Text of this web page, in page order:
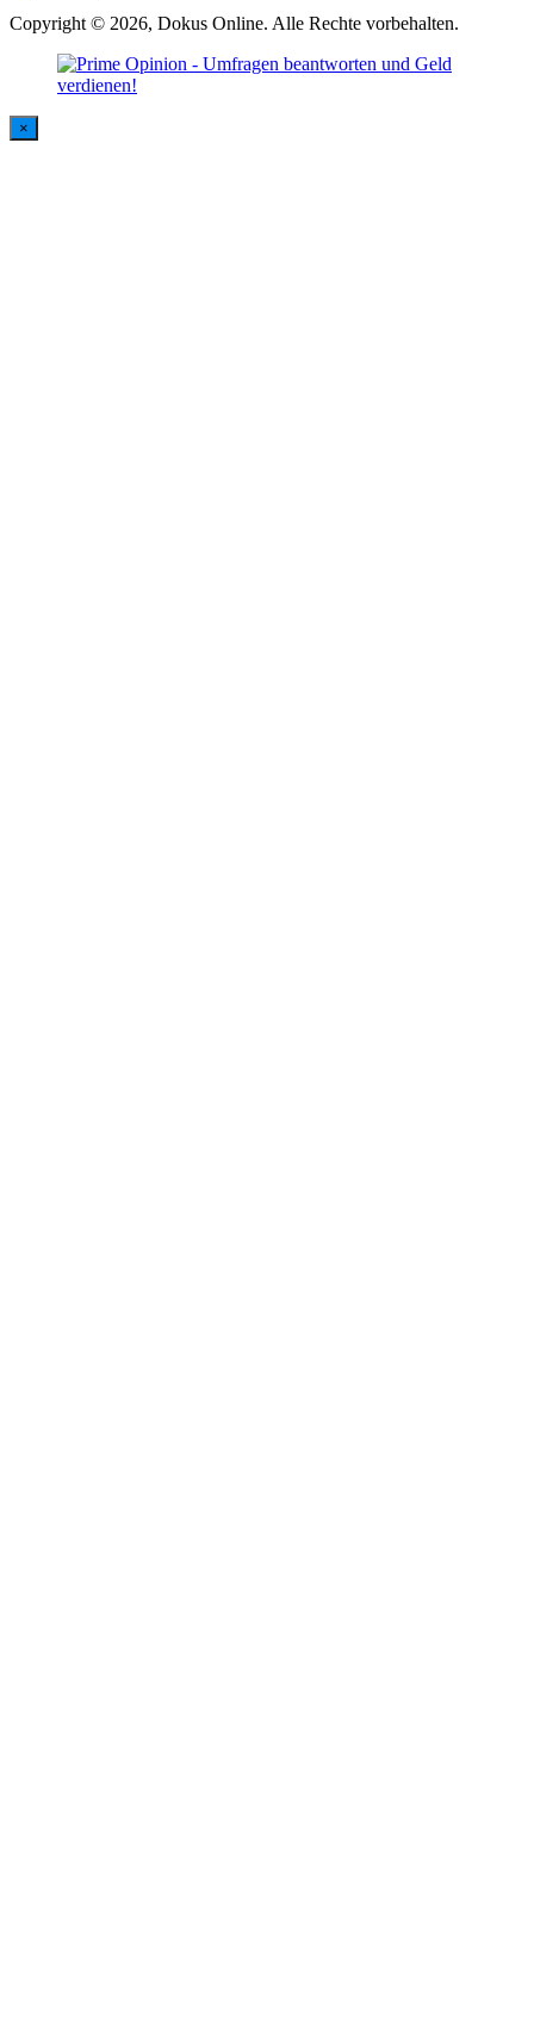
Copyright © 2026, Dokus Online. Alle Rechte vorbehalten.
×